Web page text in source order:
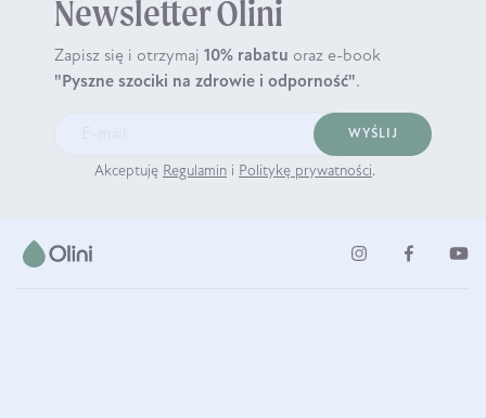
Newsletter Olini
Zapisz się i otrzymaj 10% rabatu oraz e-book
"Pyszne szociki na zdrowie i odporność".
WYŚLIJ
Akceptuję Regulamin i Politykę prywatności.